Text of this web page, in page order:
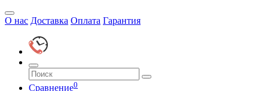
О нас Доставка Оплата Гарантия
Сравнение0